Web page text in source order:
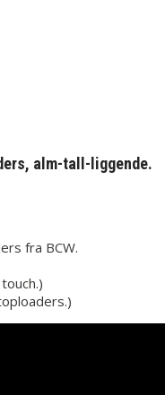
alm-tall-liggende.
fra BCW.